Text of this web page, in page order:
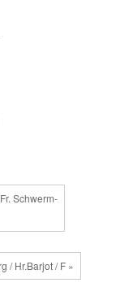
Schwerm-
/ Hr.Barjot / F »